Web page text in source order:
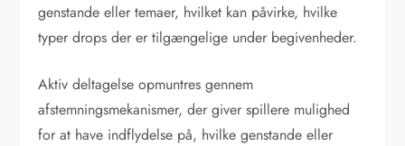
genstande eller temaer, hvilket kan påvirke, hvilke
typer drops der er tilgængelige under begivenheder.
Aktiv deltagelse opmuntres gennem
afstemningsmekanismer, der giver spillere mulighed
for at have indflydelse på, hvilke genstande eller